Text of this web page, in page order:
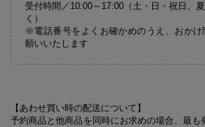
受付時間／10:00～17:00（土・日・祝日、
く）
※電話番号をよくお確かめのうえ、おかけ
願いいたします
【あわせ買い時の配送について】
予約商品と他商品を同時にお求めの場合、最も